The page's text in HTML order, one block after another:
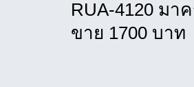
RUA-4120 มา
ขาย 1700 บาท